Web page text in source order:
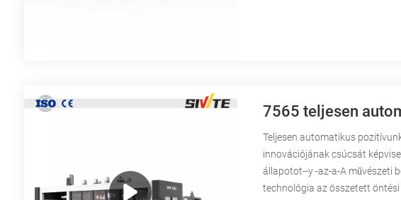
7565 teljesen
Teljesen automatikus
innovációjának csúcsát
állapotot--y -az-a-A művészeti
technológia az összetett